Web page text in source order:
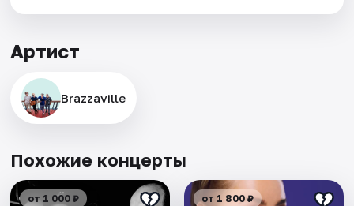
Артист
Brazzaville
Похожие концерты
от 1 000 ₽ от 1 800 ₽